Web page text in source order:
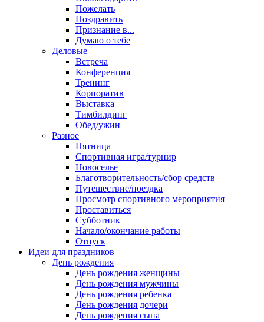
Пожелать
Поздравить
Признание в...
Думаю о тебе
Деловые
Встреча
Конференция
Тренинг
Корпоратив
Выставка
Тимбилдинг
Обед/ужин
Разное
Пятница
Спортивная игра/турнир
Новоселье
Благотворительность/сбор средств
Путешествие/поездка
Просмотр спортивного мероприятия
Проставиться
Субботник
Начало/окончание работы
Отпуск
Идеи для праздников
День рождения
День рождения женщины
День рождения мужчины
День рождения ребенка
День рождения дочери
День рождения сына